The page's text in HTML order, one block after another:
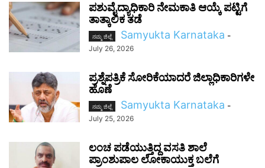
ಪಶುವೈದ್ಯಾಧಿಕಾರಿ ನೇಮಕಾತಿ ಆಯ್ಕೆ ಪಟ್ಟಿಗೆ
ತಾತ್ಕಾಲಿಕ ತಡೆ
ನಮ್ಮ ಜಿಲ್ಲೆ Samyukta Karnataka -
July 26, 2026
ಪ್ರಶ್ನೆಪತ್ರಿಕೆ ಸೋರಿಕೆಯಾದರೆ ಜಿಲ್ಲಾಧಿಕಾರಿಗಳೇ
ಹೊಣೆ
ನಮ್ಮ ಜಿಲ್ಲೆ Samyukta Karnataka -
July 25, 2026
ಲಂಚ ಪಡೆಯುತ್ತಿದ್ದ ವಸತಿ ಶಾಲೆ
ಪ್ರಾಂಶುಪಾಲ ಲೋಕಾಯುಕ್ತ ಬಲೆಗೆ